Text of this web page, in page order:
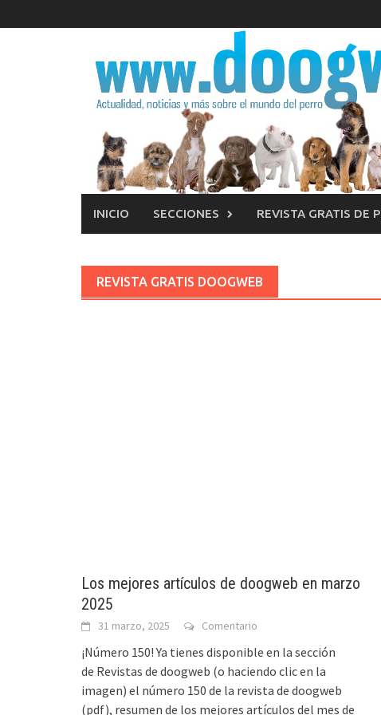
al
INICIO SECCIONES REVISTA GRATIS DE
REVISTA GRATIS DOOGWEB
Los mejores artículos de doogweb en marzo
2025
31 marzo, 2025 Comentario
¡Número 150! Ya tienes disponible en la sección
de Revistas de doogweb (o haciendo clic en la
imagen) el número 150 de la revista de doogweb
(pdf), resumen de los mejores artículos del mes de